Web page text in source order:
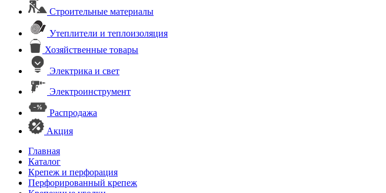
Строительные материалы
Утеплители и теплоизоляция
Хозяйственные товары
Электрика и свет
Электроинструмент
Распродажа
Акция
Главная
Каталог
Крепеж и перфорация
Перфорированный крепеж